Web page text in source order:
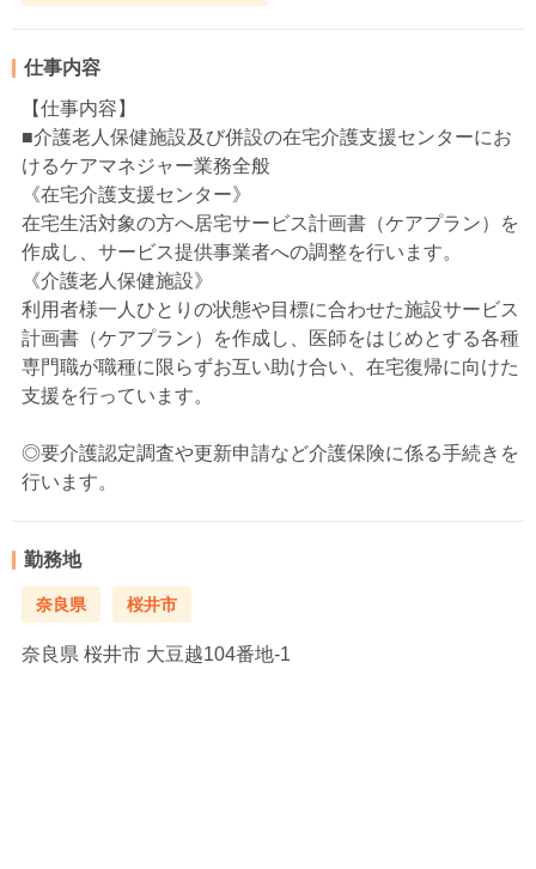
仕事内容
【仕事内容】
■介護老人保健施設及び併設の在宅介護支援センターにお
けるケアマネジャー業務全般
《在宅介護支援センター》
在宅生活対象の方へ居宅サービス計画書（ケアプラン）を
作成し、サービス提供事業者への調整を行います。
《介護老人保健施設》
利用者様一人ひとりの状態や目標に合わせた施設サービス
計画書（ケアプラン）を作成し、医師をはじめとする各種
専門職が職種に限らずお互い助け合い、在宅復帰に向けた
支援を行っています。
◎要介護認定調査や更新申請など介護保険に係る手続きを
行います。
勤務地
奈良県 桜井市
奈良県 桜井市 大豆越104番地-1